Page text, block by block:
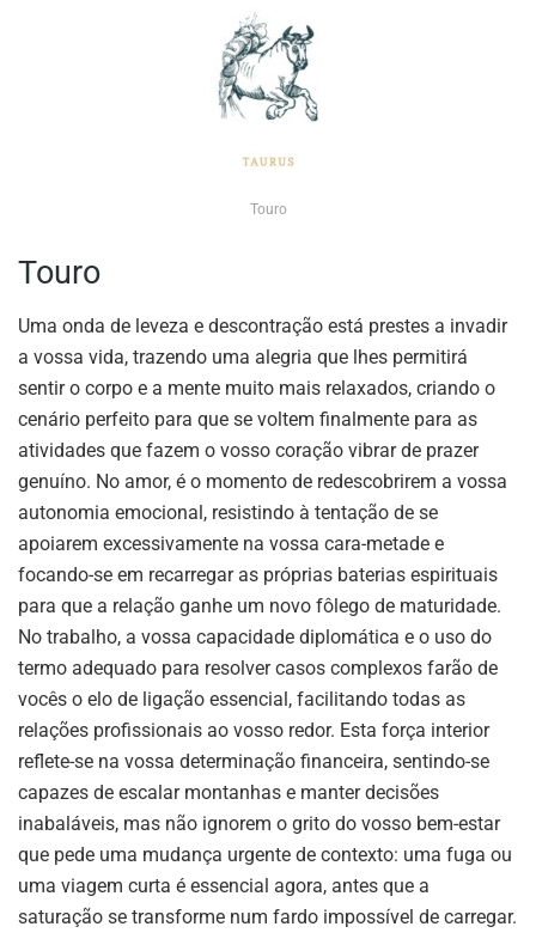
Touro
Touro
Uma onda de leveza e descontração está prestes a invadir
a vossa vida, trazendo uma alegria que lhes permitirá
sentir o corpo e a mente muito mais relaxados, criando o
cenário perfeito para que se voltem finalmente para as
atividades que fazem o vosso coração vibrar de prazer
genuíno. No amor, é o momento de redescobrirem a vossa
autonomia emocional, resistindo à tentação de se
apoiarem excessivamente na vossa cara-metade e
focando-se em recarregar as próprias baterias espirituais
para que a relação ganhe um novo fôlego de maturidade.
No trabalho, a vossa capacidade diplomática e o uso do
termo adequado para resolver casos complexos farão de
vocês o elo de ligação essencial, facilitando todas as
relações profissionais ao vosso redor. Esta força interior
reflete-se na vossa determinação financeira, sentindo-se
capazes de escalar montanhas e manter decisões
inabaláveis, mas não ignorem o grito do vosso bem-estar
que pede uma mudança urgente de contexto: uma fuga ou
uma viagem curta é essencial agora, antes que a
saturação se transforme num fardo impossível de carregar.